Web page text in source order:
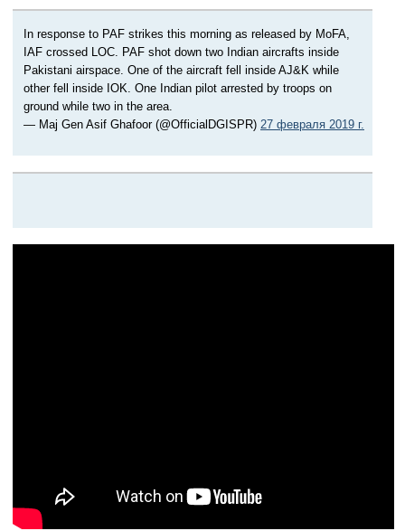
In response to PAF strikes this morning as released by MoFA,
IAF crossed LOC. PAF shot down two Indian aircrafts inside
Pakistani airspace. One of the aircraft fell inside AJ&K while
other fell inside IOK. One Indian pilot arrested by troops on
ground while two in the area.
— Maj Gen Asif Ghafoor (@OfficialDGISPR) 27 февраля 2019 г.